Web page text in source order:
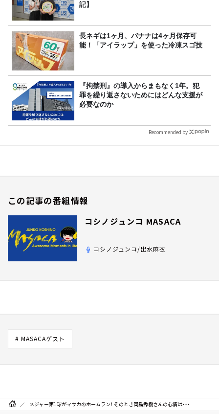
記】
長ネギは1ヶ月、バナナは4ヶ月保存可
能！「アイラップ」を使った冷凍スゴ技
『拘禁刑』の導入からまもなく1年。犯
罪を繰り返さないためにはどんな支援が
必要なのか
Recommended by
この記事の番組情報
コシノジュンコ MASACA
コシノジュンコ/出水麻衣
# MASACAゲスト
メジャー第1球がマサカのホームラン！ そのとき岡島秀樹さんの心情は・・・